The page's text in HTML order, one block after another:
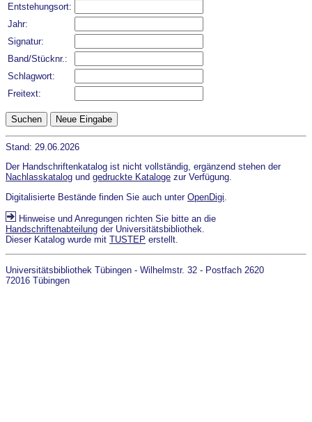
Entstehungsort:
Jahr:
Signatur:
Band/Stücknr.:
Schlagwort:
Freitext:
Stand: 29.06.2026
Der Handschriftenkatalog ist nicht vollständig, ergänzend stehen der
Nachlasskatalog und gedruckte Kataloge zur Verfügung.
Digitalisierte Bestände finden Sie auch unter OpenDigi
Hinweise und Anregungen richten Sie bitte an die
Handschriftenabteilung der Universitätsbibliothek.
Dieser Katalog wurde mit TUSTEP erstellt.
Universitätsbibliothek Tübingen - Wilhelmstr. 32 - Postfach 2620
72016 Tübingen